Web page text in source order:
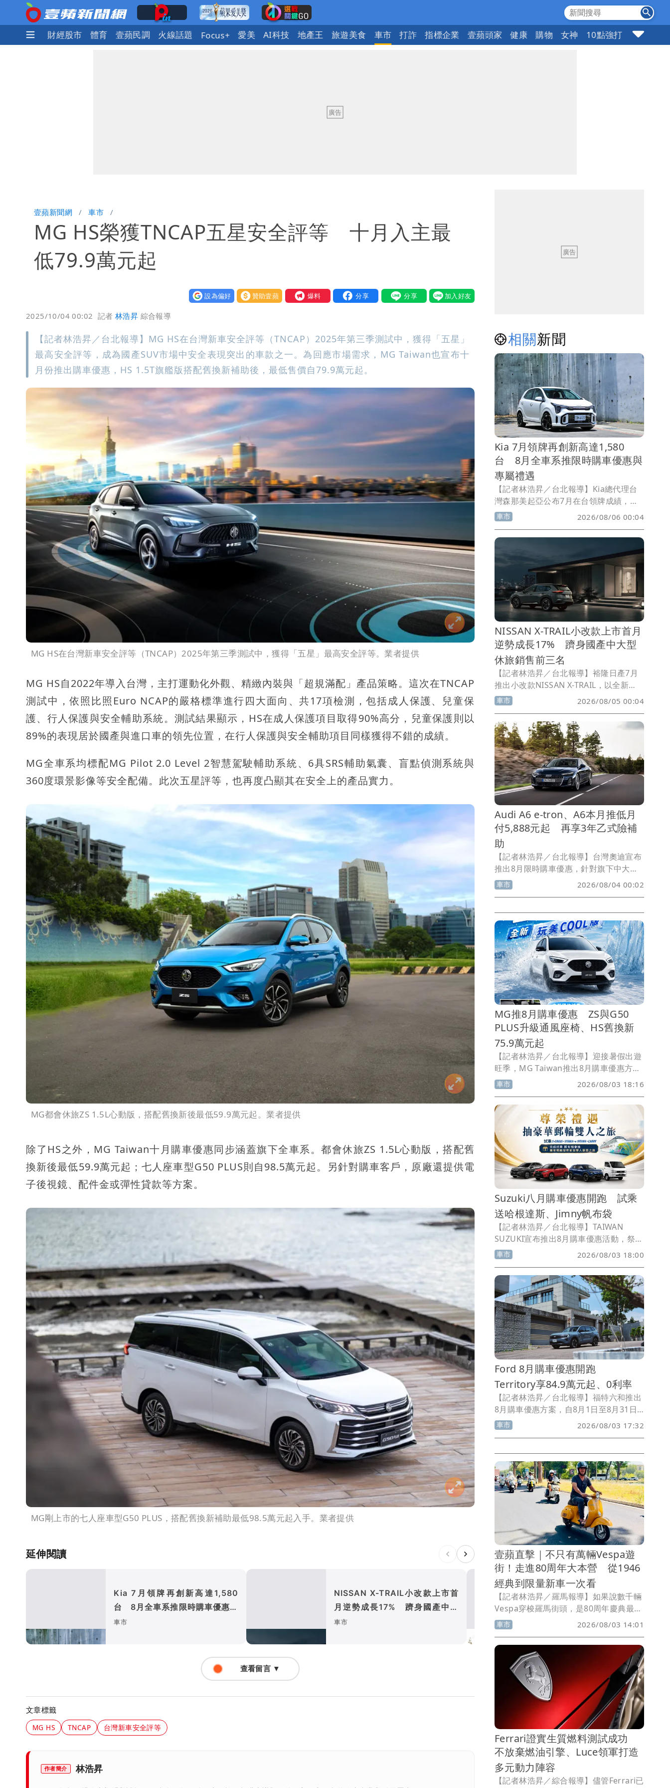
國際 財經股市 體育 壹蘋民調 火線話題 Focus+ 愛美 AI科技 地產王 旅遊美食 車市 打詐 指標企業 壹蘋頭家 健康 購物 女神 10點強打
壹蘋新聞網 車市
MG HS榮獲TNCAP五星安全評等 十月入主最
低79.9萬元起
設為偏好 贊助壹蘋 我要爆料
2025/10/04 00:02 記者林浩昇 綜合報導
【記者林浩昇／台北報導】MG HS在台灣新車安全評等（TNCAP）2025年第三季測試中，獲得「五星」
最高安全評等，成為國產SUV市場中安全表現突出的車款之一。為回應市場需求，MG Taiwan也宣布十
月份推出購車優惠，HS 1.5T旗艦版搭配舊換新補助後，最低售價自79.9萬元起。
MG HS在台灣新車安全評等（TNCAP）2025年第三季測試中，獲得「五星」最高安全評等。業者提供
MG HS自2022年導入台灣，主打運動化外觀、精緻內裝與「超規滿配」產品策略。這次在TNCAP
測試中，依照比照Euro NCAP的嚴格標準進行四大面向、共17項檢測，包括成人保護、兒童保
護、行人保護與安全輔助系統。測試結果顯示，HS在成人保護項目取得90%高分，兒童保護則以
89%的表現居於國產與進口車的領先位置，在行人保護與安全輔助項目同樣獲得不錯的成績。
MG全車系均標配MG Pilot 2.0 Level 2智慧駕駛輔助系統、6具SRS輔助氣囊、盲點偵測系統與
360度環景影像等安全配備。此次五星評等，也再度凸顯其在安全上的產品實力。
MG都會休旅ZS 1.5L心動版，搭配舊換新後最低59.9萬元起。業者提供
除了HS之外，MG Taiwan十月購車優惠同步涵蓋旗下全車系。都會休旅ZS 1.5L心動版，搭配舊
換新後最低59.9萬元起；七人座車型G50 PLUS則自98.5萬元起。另針對購車客戶，原廠還提供電
子後視鏡、配件金或彈性貸款等方案。
MG剛上市的七人座車型G50 PLUS，搭配舊換新補助最低98.5萬元起入手。業者提供
延伸閱讀
Kia 7月領牌再創新高達1,580
台 8月全車系推限時購車優惠與
專屬禮遇
車市
NISSAN X-TRAIL小改款上市首
月逆勢成長17% 躋身國產中大
型休旅銷售前三名
車市
Audi A6 e-tron、A6本月
月付5,888元起 再享3年乙
查看留言 ▼
文章標籤
MG HS TNCAP 台灣新車安全評等
作者簡介 林浩昇
相關新聞
Kia 7月領牌再創新高達1,580
台 8月全車系推限時購車優惠與
專屬禮遇
【記者林浩昇／台北報導】Kia總代理台
灣森那美起亞公布7月在台領牌成績，全
月共交出1,580台，繼6月突破1,500台後
再創單月新高，延續品牌近年持續成長的
銷售表現。為回饋市場支持，8月同步推
出全車系限時購車優惠，依車型提供低月
付購車方案、電子後視鏡、隔熱紙、車體
險補助、家用充電設備等專屬禮遇，總價
值最高超過10萬元，同時乘用車全車系維
持5年不限里程原廠保固，油電及純電車
款高壓電池則享8年不限里程保固。
車市 2026/08/06 00:04
NISSAN X-TRAIL小改款上市首月
逆勢成長17% 躋身國產中大型
休旅銷售前三名
【記者林浩昇／台北報導】裕隆日產7月
推出小改款NISSAN X-TRAIL，以全新
「粋．月」產品概念重新定位，透過配備
升級、價格編成調整，以及
LSUV（Luxury SUV）產品訴求，強調日
式質感與舒適駕馭體驗。儘管7月台灣整
體新車市場呈現下滑態勢，X-TRAIL上市
首月銷量仍逆勢成長17%，並躋身國產中
大型汽油及油電休旅車銷售前三名，顯示
新車定位與產品策略獲得市場正面回響。
車市 2026/08/05 00:04
Audi A6 e-tron、A6本月推低月
付5,888元起 再享3年乙式險補
助
【記者林浩昇／台北報導】台灣奧迪宣布
推出8月限時購車優惠，針對旗下中大型
旗艦車系Audi A6 e-tron與Audi A6指定
車型祭出多項禮遇。活動期間入主指定車
並加贈3年乙式車體險購置金補助，其中
純電旗艦A6 e-tron另提供交車後半年不
限里程充電禮遇。
車市 2026/08/04 00:02
MG推8月購車優惠 ZS與G50
PLUS升級通風座椅、HS舊換新
75.9萬元起
【記者林浩昇／台北報導】迎接暑假出遊
旺季，MG Taiwan推出8月購車優惠方
案，主打多款車型升級通風座椅配備。其
中，ZS推出玩美COOL版，搭載雙前座通
風座椅，舊換新優惠價64.9萬元起；七人
座MPV G50 PLUS則推出酷涼特仕版，升
級第一、二排雙通風電動座椅，舊換新價
103.5萬元起。至於品牌主力休旅HS雋永
典藏版，則祭出舊換新75.9萬元起優惠，
並搭配多元貸款方案，降低購車門檻。
車市 2026/08/03 18:16
Suzuki八月購車優惠開跑 試乘
送哈根達斯、Jimny帆布袋
【記者林浩昇／台北報導】TAIWAN
SUZUKI宣布推出8月購車優惠活動，祭出
全車系試乘好禮與購車方案。即日起至8
月底止，消費者前往展示中心試乘指定車
款，不僅可獲得哈根達斯冰淇淋、Jimny
帆布袋等贈品，還有機會抽中價值約7.4
萬元的麗星郵輪探索星號6天5晚海景雙人
房行程；入主指定車款則可享低利率分
期、購車金及MIZUNO SPORTSTYLE鞋
款等多項優惠。
車市 2026/08/03 18:00
Ford 8月購車優惠開跑
Territory享84.9萬元起、0利率
【記者林浩昇／台北報導】福特六和推出
8月購車優惠方案，自8月1日至8月31日
止，凡至全台Ford展示中心試乘任一車
款，即可獲得Ford迷你磁吸燈箱，購車還
抽獎，完成指定社群任務另有機會獲得雄
獅旅遊金。此次優惠涵蓋旗下多款車型，
其中Ford Territory祭出84.9萬元起優惠
價（含舊換新及貨物稅減徵補助）與0利
率方案，Ford Ranger則提供零頭期、零
利率購車專案，滿足不同消費者需求。
車市 2026/08/03 17:32
壹蘋直擊｜不只有萬輛Vespa遊
街！走進80周年大本營 從1946
經典到限量新車一次看
【記者林浩昇／羅馬報導】如果說數千輛
Vespa穿梭羅馬街頭，是80周年慶典最令
人熱血沸騰的一幕，那麼位於Foro
Italico奧林匹克體育園區內的「Vespa
Village」，則更像是整場活動真正的核
心。這裡沒有車隊遊行的引擎聲，也少了
街道兩旁群眾的歡呼，但當全球車迷陸續
踏進園區，迎面而來的是品牌跨越80年的
歷史、設計與文化底蘊，也讓這場周年盛
會，不只是慶祝一個品牌生日，更像是一
場獻給Vespa的世界博覽會。
車市 2026/08/03 14:01
Ferrari證實生質燃料測試成功
不放棄燃油引擎、Luce領軍打造
多元動力陣容
【記者林浩昇／綜合報導】儘管Ferrari已